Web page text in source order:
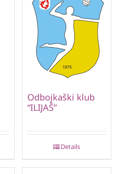
Odbojkaški klub
“ILIJAŠ”
Details